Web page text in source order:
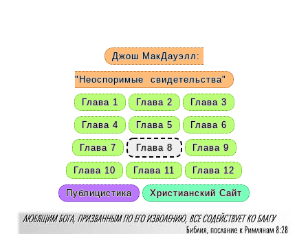
Джош МакДауэлл:
"Неоспоримыесвидетельства"
Глава 1 Глава 2 Глава 3
Глава 4 Глава 5 Глава 6
Глава 7 Глава 8 Глава 9
Глава 10 Глава 11 Глава 12
Публицистика Христианский Сайт